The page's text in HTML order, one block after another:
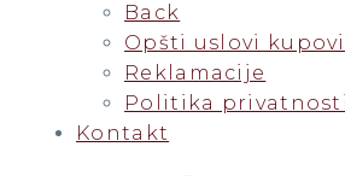
Back
Opšti uslovi
Reklamacije
Politika privatnosti
Kontakt